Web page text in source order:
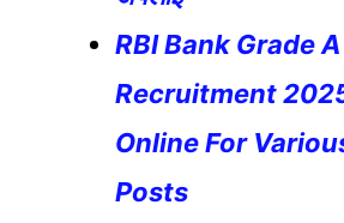
RBI Bank Grade A
Recruitment
Online For
Posts